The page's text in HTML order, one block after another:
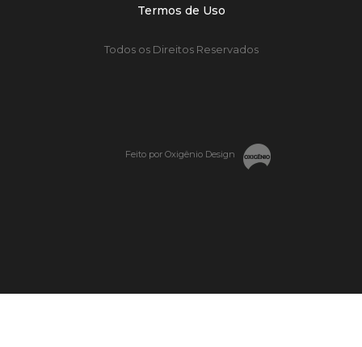
Termos de Uso
Todos os Direitos Reservados
Feito por Oxigênio Design